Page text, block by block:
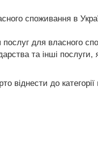
споживання в
послуг для власного
та інші
до категорії